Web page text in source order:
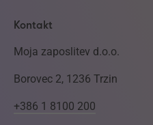
Kontakt
Moja zaposlitev d.o.o.
Borovec 2, 1236 Trzin
+386 1 8100 200